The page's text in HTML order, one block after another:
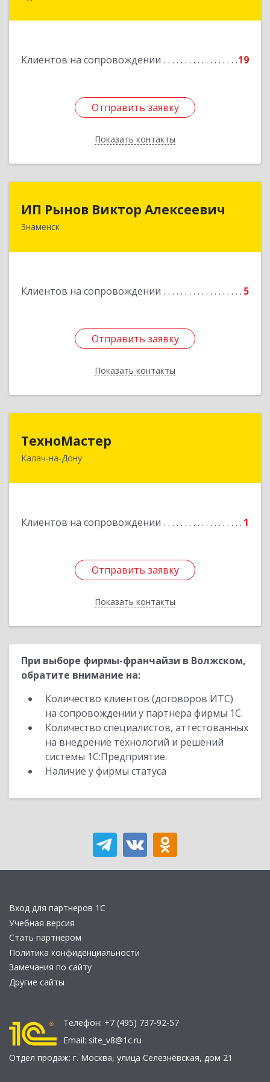
Клиентов на сопровождении 19
Отправить заявку
Показать контакты
Отправить заявку
Назад
ИП Рынов Виктор Алексеевич
Знаменск
Клиентов на сопровождении 5
Отправить заявку
Показать контакты
Отправить заявку
Назад
ТехноМастер
Калач-на-Дону
Клиентов на сопровождении 1
Отправить заявку
Показать контакты
404503, Волгоградская обл, Калач-на-Дону г,
Отправить заявку
Назад
При выборе фирмы-франчайзи в Волжском,
обратите внимание на:
Количество клиентов (договоров ИТС)
на сопровождении у партнера фирмы 1С.
Количество специалистов, аттестованных
на внедрение технологий и решений
системы 1С:Предприятие.
Наличие у фирмы статуса
Вход для партнеров 1С
Учебная версия
Стать партнером
Политика конфиденциальности
Замечания по сайту
Другие сайты
Телефон: +7 (495) 737-92-57
Email: site_v8@1c.ru
Отдел продаж: г. Москва, улица Селезнёвская, дом 21